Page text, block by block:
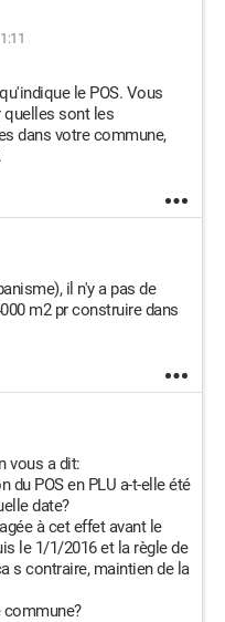
le POS. Vous
quelles sont les
dans votre commune,
il n'y a pas de
m2 pr construire dans
vous a dit:
du POS en PLU a-t-elle été
date?
à cet effet avant le
le 1/1/2016 et la règle de
s contraire, maintien de la
commune?